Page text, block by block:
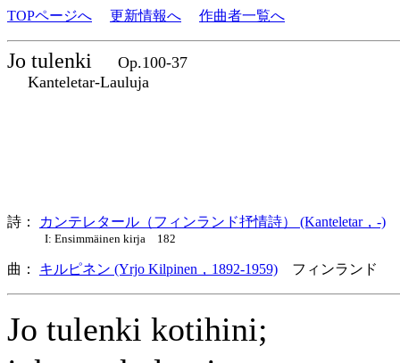
TOPページへ 更新情報へ 作曲者一覧へ
Jo tulenki
Op.100-37
Kanteletar-Lauluja
詩： カンテレタール（フィンランド抒情詩） (Kanteletar，-)
I: Ensimmäinen kirja 182
曲： キルピネン (Yrjo Kilpinen，1892-1959) フィンランド
Jo tulenki kotihini;